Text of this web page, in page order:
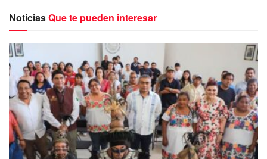
“El ex gobernador Carlos Joaquín González
se ha comunicado con mis familiares para
NoticiasQue te pueden interesar